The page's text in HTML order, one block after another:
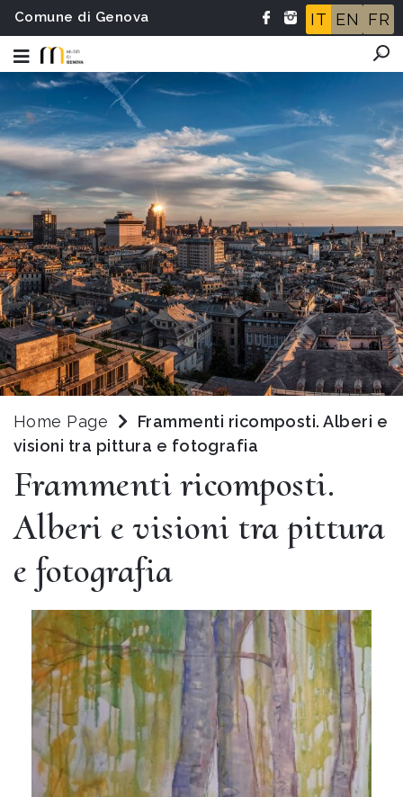
Comune di Genova IT EN FR
Home Page
Frammenti ricomposti. Alberi e
visioni tra pittura e fotografia
Frammenti ricomposti.
Alberi e visioni tra pittura
e fotografia